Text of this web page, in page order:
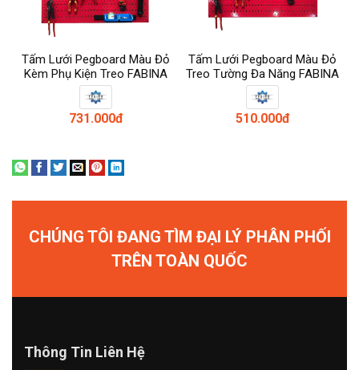
Tấm Lưới Pegboard Màu Đỏ
Kèm Phụ Kiện Treo FABINA
731.000đ
Tấm Lưới Pegboard Màu Đỏ
Treo Tường Đa Năng FABINA
510.000đ
CHÚNG TÔI ĐANG TÌM ĐẠI LÝ PHÂN PHỐI
TRÊN TOÀN QUỐC
Thông Tin Liên Hệ